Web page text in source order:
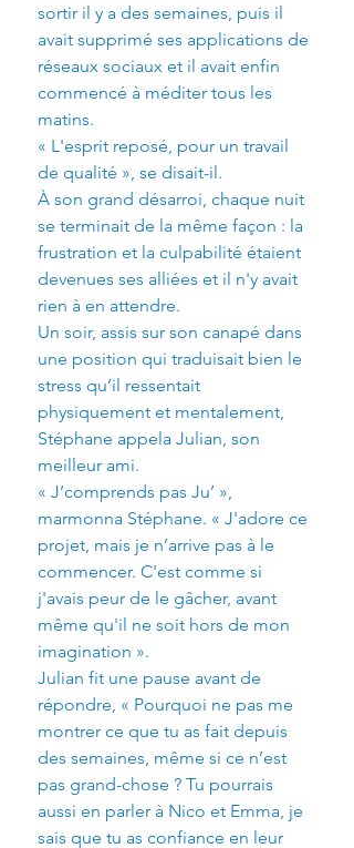
sortir il y a des semaines, puis il
avait supprimé ses applications de
réseaux sociaux et il avait enfin
commencé à méditer tous les
matins.
« L'esprit reposé, pour un travail
de qualité », se disait-il.
À son grand désarroi, chaque nuit
se terminait de la même façon : la
frustration et la culpabilité étaient
devenues ses alliées et il n'y avait
rien à en attendre.
Un soir, assis sur son canapé dans
une position qui traduisait bien le
stress qu’il ressentait
physiquement et mentalement,
Stéphane appela Julian, son
meilleur ami.
« J’comprends pas Ju’ »,
marmonna Stéphane. « J'adore ce
projet, mais je n’arrive pas à le
commencer. C'est comme si
j'avais peur de le gâcher, avant
même qu'il ne soit hors de mon
imagination ».
Julian fit une pause avant de
répondre, « Pourquoi ne pas me
montrer ce que tu as fait depuis
des semaines, même si ce n’est
pas grand-chose ? Tu pourrais
aussi en parler à Nico et Emma, je
sais que tu as confiance en leur